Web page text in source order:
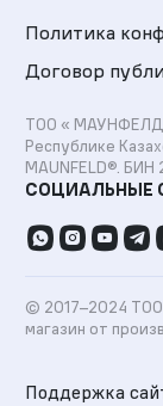
Политика
Договор
ТОО «
Республике
MAUNFELD®. БИН
СОЦИАЛЬНЫЕ
© 2017–2024
магазин от
Поддержка